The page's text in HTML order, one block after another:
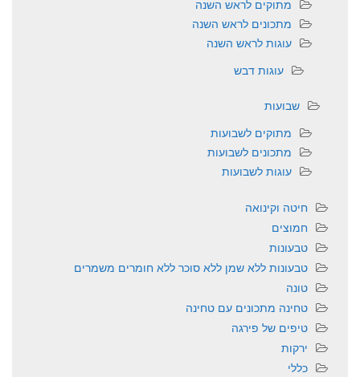
מתוקים לראש השנה
מתכונים לראש השנה
עוגות לראש השנה
עוגות דבש
שבועות
מתוקים לשבועות
מתכונים לשבועות
עוגות לשבועות
חיטה וקינואה
חמוצים
טבעונות
טבעונות ללא שמן ללא סוכר ללא חומרים משמרים
טונה
טחינה מתכונים עם טחינה
טיפים של פירגה
ירקות
כללי